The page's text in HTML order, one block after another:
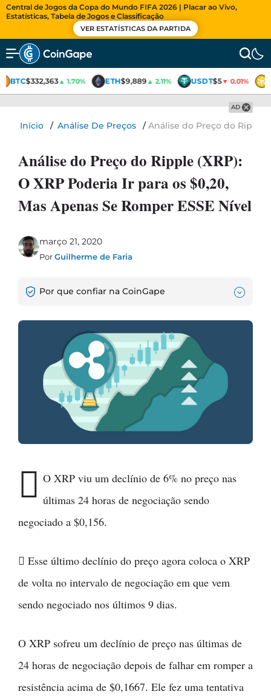
Central de Jogos da Copa do Mundo FIFA 2026 | Placar ao Vivo,
Estatísticas, Tabela de Jogos e Classificação
VER ESTATÍSTICAS DA PARTIDA
BTC$332,363▲ 1.70% ETH$9,889▲ 2.11% USDT$5▼ 0.01%
AD
Início / Análise De Preços /Análise do Preço do Ripple
Análise do Preço do Ripple (XRP):
O XRP Poderia Ir para os $0,20,
Mas Apenas Se Romper ESSE Nível
março 21, 2020
PorGuilherme de Faria
Por que confiar na CoinGape
 O XRP viu um declínio de 6% no preço nas
últimas 24 horas de negociação sendo
negociado a $0,156.
 Esse último declínio do preço agora coloca o XRP
de volta no intervalo de negociação em que vem
sendo negociado nos últimos 9 dias.
O XRP sofreu um declínio de preço nas últimas de
24 horas de negociação depois de falhar em romper a
resistência acima de $0,1667. Ele fez uma tentativa